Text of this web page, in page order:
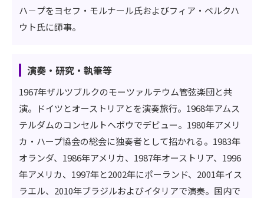
ハ－プをヨセフ・モルナール氏およびフィア・ベルクハ
ウト氏に師事。
演奏・研究・執筆等
1967年ザルツブルクのモーツァルテウム管弦楽団と共
演。ドイツとオーストリアとを演奏旅行。1968年アムス
テルダムのコンセルトヘボウでデビュー。1980年アメリ
カ・ハープ協会の総会に独奏者として招かれる。1983年
オランダ、1986年アメリカ、1987年オーストリア、1996
年アメリカ、1997年と2002年にポーランド、2001年イス
ラエル、2010年ブラジルおよびイタリアで演奏。国内で